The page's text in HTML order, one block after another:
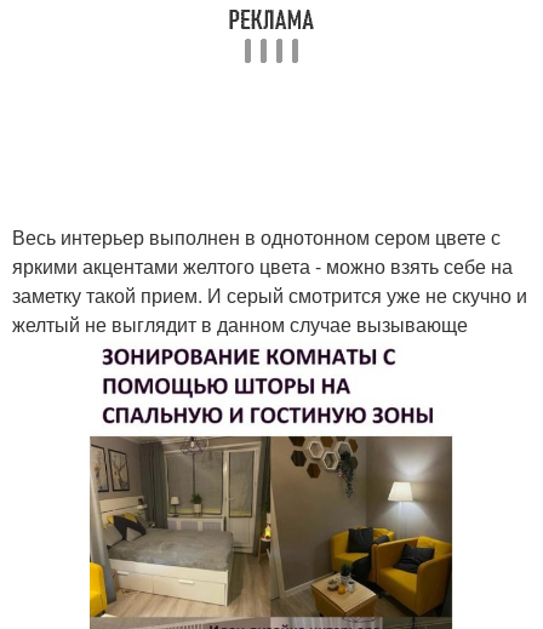
Весь интерьер выполнен в однотонном сером цвете с
яркими акцентами желтого цвета - можно взять себе на
заметку такой прием. И серый смотрится уже не скучно и
желтый не выглядит в данном случае вызывающе